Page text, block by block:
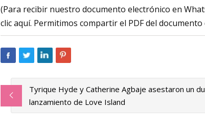
con
(Para recibir nuestro documento electrónico en
clic aquí. Permitimos compartir el PDF del
Tyrique Hyde y Catherine Agbaje asestaron un
lanzamiento de Love Island